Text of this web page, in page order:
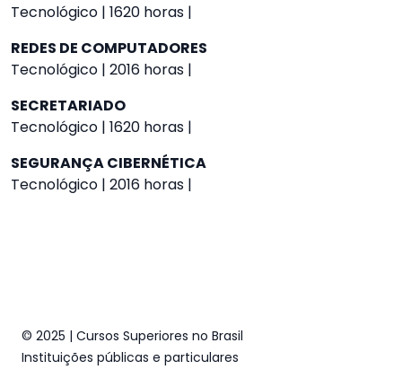
Tecnológico | 1620 horas |
REDES DE COMPUTADORES
Tecnológico | 2016 horas |
SECRETARIADO
Tecnológico | 1620 horas |
SEGURANÇA CIBERNÉTICA
Tecnológico | 2016 horas |
© 2025 | Cursos Superiores no Brasil
Instituições públicas e particulares